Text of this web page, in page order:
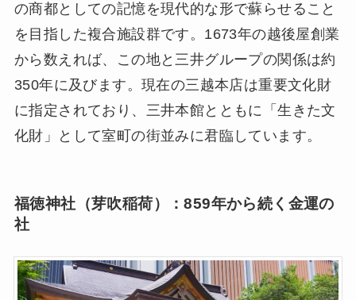
の商都としての記憶を現代的な形で蘇らせること
を目指した複合施設群です。1673年の越後屋創業
から数えれば、この地と三井グループの関係は約
350年に及びます。現在の三越本店は重要文化財
に指定されており、三井本館とともに「生きた文
化財」として室町の街並みに君臨しています。
福徳神社（芽吹稲荷）：859年から続く金運の
社